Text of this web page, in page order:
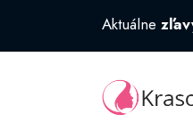
Aktuálne